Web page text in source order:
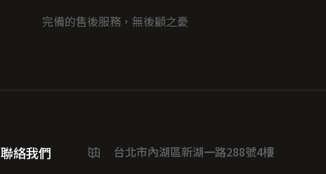
完備的售後服務，無後顧之憂
聯絡我們
台北市內湖區新湖一路288號4樓